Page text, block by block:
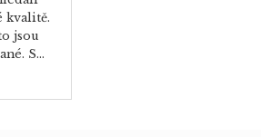
kvalitě.
jsou
S...